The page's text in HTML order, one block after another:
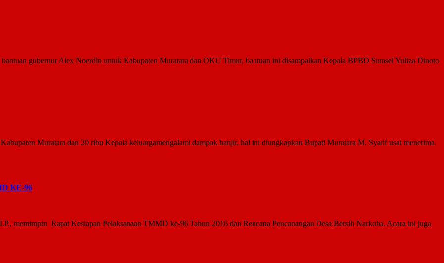
gubernur Alex Noerdin untuk Kabupaten Muratara dan OKU Timur, bantuan ini disampaikan Kepala BPBD Sumsel Yuliza Dinoto
Muratara dan 20 ribu Kepala keluargamengalami dampak banjir, hal ini diungkapkan Bupati Muratara M. Syarif usai menerima
KE-96
memimpin Rapat Kesiapan Pelaksanaan TMMD ke-96 Tahun 2016 dan Rencana Pencanangan Desa Bersih Narkoba. Acara ini juga